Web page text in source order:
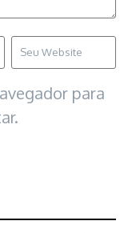
para